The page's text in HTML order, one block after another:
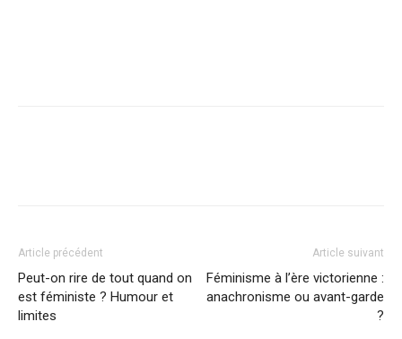
Article précédent
Peut-on rire de tout quand on
est féministe ? Humour et
limites
Article suivant
Féminisme à l’ère victorienne :
anachronisme ou avant-garde
?